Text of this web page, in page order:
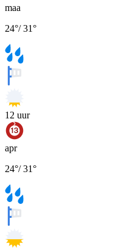
maa
24°/31°
12 uur
apr
24°/31°